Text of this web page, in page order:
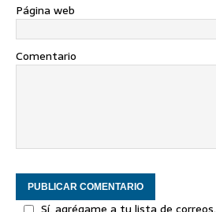
Página web
Comentario